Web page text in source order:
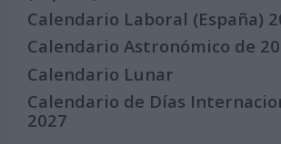
Calendario Laboral (España)
Calendario Astronómico de
Calendario Lunar
Calendario de Días
2027